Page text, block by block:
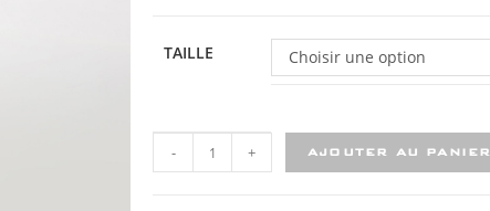
TAILLE Choisir une option
- + AJOUTER AU PANIER